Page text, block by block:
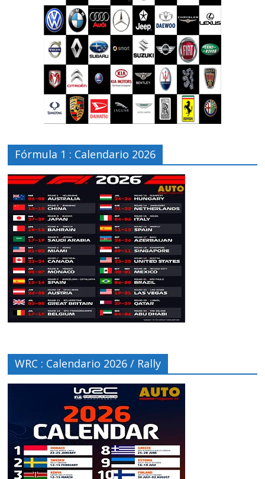
Fórmula 1 : Calendario 2026
WRC : Calendario 2026 / Rally